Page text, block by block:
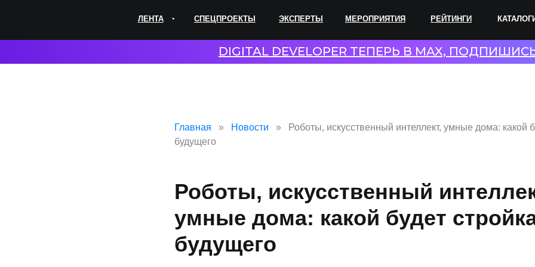
ЭКСПЕРТЫ КАТАЛОГИ
МЕРОПРИЯТИЯ
СПЕЦПРОЕКТЫ РЕЙТИНГИ
ЛЕНТА
DIGITAL DEVELOPER ТЕПЕРЬ В MAX,
Главная Новости
Роботы, искусственный интеллект, умные дома: какой
будущего
Роботы, искусственный
умные дома: какой будет
будущего